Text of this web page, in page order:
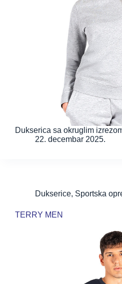
Dukserica sa okruglim
22. decembar 2025.
Dukserice, Sportska
TERRY MEN